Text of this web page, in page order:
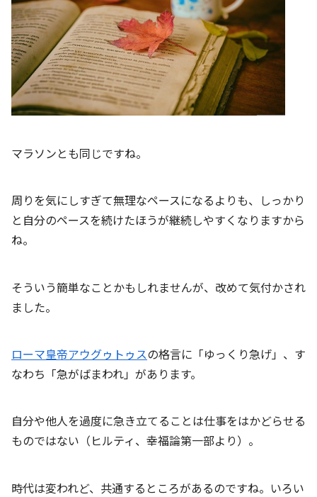
マラソンとも同じですね。
周りを気にしすぎて無理なペースになるよりも、しっかり
と自分のペースを続けたほうが継続しやすくなりますから
ね。
そういう簡単なことかもしれませんが、改めて気付かされ
ました。
ローマ皇帝アウグゥトゥスの格言に「ゆっくり急げ」、す
なわち「急がばまわれ」があります。
自分や他人を過度に急き立てることは仕事をはかどらせる
ものではない（ヒルティ、幸福論第一部より）。
時代は変われど、共通するところがあるのですね。いろい